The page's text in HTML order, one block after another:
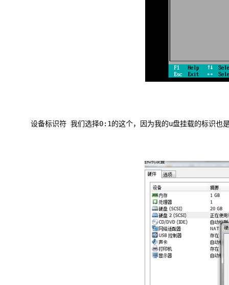
设备标识符 我们选择0:1的这个，因为我的u盘挂载的标识也